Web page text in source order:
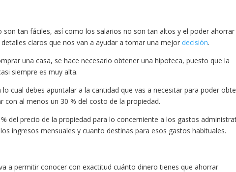
tan fáciles, así como los salarios no son tan altos y el poder ahorrar
claros que nos van a ayudar a tomar una mejordecisión.
una casa, se hace necesario obtener una hipoteca, puesto que la
siempre es muy alta.
cual debes apuntalar a la cantidad que vas a necesitar para poder
con al menos un 30 % del costo de la propiedad.
del precio de la propiedad para lo concerniente a los gastos
ingresos mensuales y cuanto destinas para esos gastos habituales.
a permitir conocer con exactitud cuánto dinero tienes que ahorrar